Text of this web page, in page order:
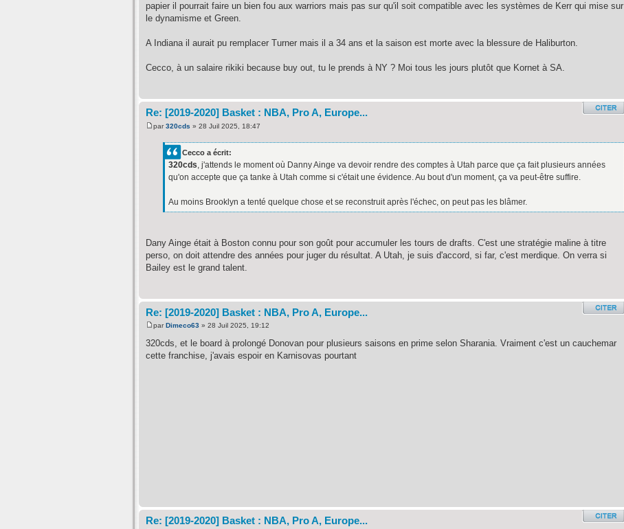
papier il pourrait faire un bien fou aux warriors mais pas sur qu'il soit compatible avec les systèmes de Kerr qui mise sur
le dynamisme et Green.
A Indiana il aurait pu remplacer Turner mais il a 34 ans et la saison est morte avec la blessure de Haliburton.
Cecco, à un salaire rikiki because buy out, tu le prends à NY ? Moi tous les jours plutôt que Kornet à SA.
Re: [2019-2020] Basket : NBA, Pro A, Europe...
par320cds » 28 Juil 2025, 18:47
Cecco a écrit:
320cds, j'attends le moment où Danny Ainge va devoir rendre des comptes à Utah parce que ça fait plusieurs années
qu'on accepte que ça tanke à Utah comme si c'était une évidence. Au bout d'un moment, ça va peut-être suffire.
Au moins Brooklyn a tenté quelque chose et se reconstruit après l'échec, on peut pas les blâmer.
Dany Ainge était à Boston connu pour son goût pour accumuler les tours de drafts. C'est une stratégie maline à titre
perso, on doit attendre des années pour juger du résultat. A Utah, je suis d'accord, si far, c'est merdique. On verra si
Bailey est le grand talent.
Re: [2019-2020] Basket : NBA, Pro A, Europe...
par Dimeco63 » 28 Juil 2025, 19:12
320cds, et le board à prolongé Donovan pour plusieurs saisons en prime selon Sharania. Vraiment c'est un cauchemar
cette franchise, j'avais espoir en Karnisovas pourtant
Re: [2019-2020] Basket : NBA, Pro A, Europe...